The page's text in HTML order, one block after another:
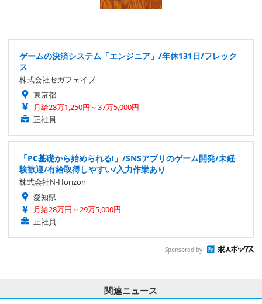
ゲームの決済システム「エンジニア」/年休131日/フレック
ス
株式会社セガフェイブ
東京都
月給28万1,250円～37万5,000円
正社員
「PC基礎から始められる!」/SNSアプリのゲーム開発/未経
験歓迎/有給取得しやすい/入力作業あり
株式会社N-Horizon
愛知県
月給28万円～29万5,000円
正社員
Sponsored by
関連ニュース